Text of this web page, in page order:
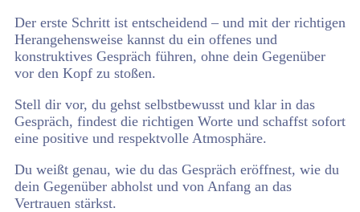
Der erste Schritt ist entscheidend – und mit der richtigen
Herangehensweise kannst du ein offenes und
konstruktives Gespräch führen, ohne dein Gegenüber
vor den Kopf zu stoßen.
Stell dir vor, du gehst selbstbewusst und klar in das
Gespräch, findest die richtigen Worte und schaffst sofort
eine positive und respektvolle Atmosphäre.
Du weißt genau, wie du das Gespräch eröffnest, wie du
dein Gegenüber abholst und von Anfang an das
Vertrauen stärkst.